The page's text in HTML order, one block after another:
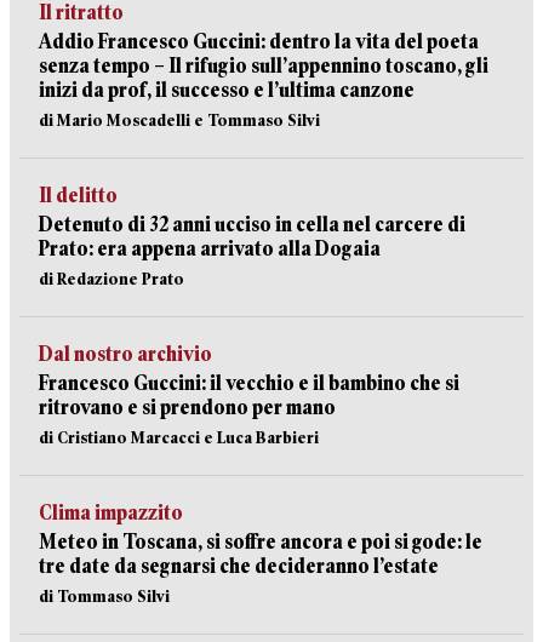
Il ritratto
Addio Francesco Guccini: dentro la vita del poeta
senza tempo – Il rifugio sull’appennino toscano, gli
inizi da prof, il successo e l’ultima canzone
di Mario Moscadelli e Tommaso Silvi
Il delitto
Detenuto di 32 anni ucciso in cella nel carcere di
Prato: era appena arrivato alla Dogaia
di Redazione Prato
Dal nostro archivio
Francesco Guccini: il vecchio e il bambino che si
ritrovano e si prendono per mano
di Cristiano Marcacci e Luca Barbieri
Clima impazzito
Meteo in Toscana, si soffre ancora e poi si gode: le
tre date da segnarsi che decideranno l’estate
di Tommaso Silvi